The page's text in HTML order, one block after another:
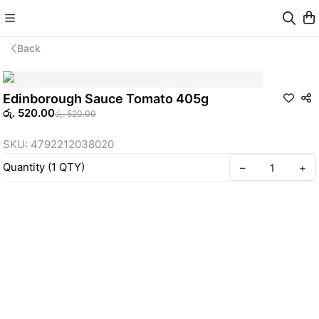
Back
Edinborough Sauce Tomato 405g
රු. 520.00රු. 520.00
SKU: 4792212038020
Quantity (1 QTY) – +